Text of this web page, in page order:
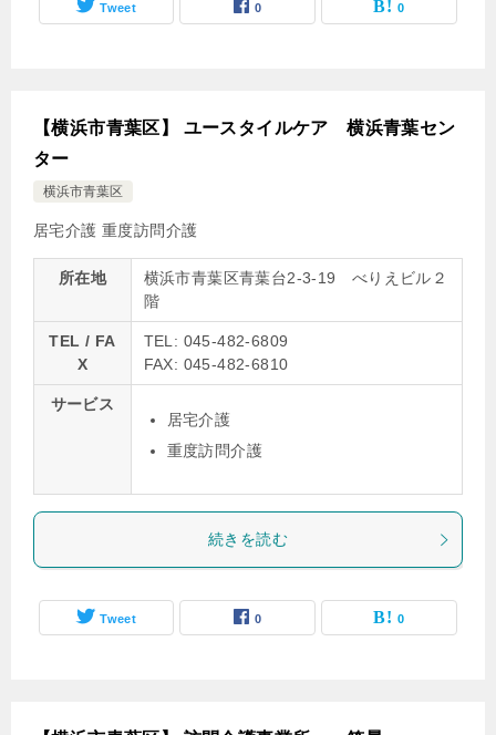
Tweet 0 0
【横浜市青葉区】 ユースタイルケア 横浜青葉セン
ター
横浜市青葉区
居宅介護 重度訪問介護
所在地
横浜市青葉区青葉台2-3-19 べりえビル２
階
TEL / FA
X
TEL: 045-482-6809
FAX: 045-482-6810
サービス
居宅介護
重度訪問介護
続きを読む
Tweet 0 0